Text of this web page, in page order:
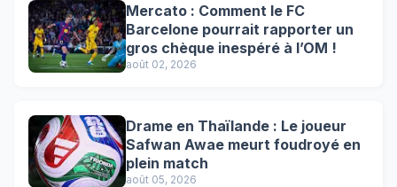
Mercato : Comment le FC
Barcelone pourrait rapporter un
gros chèque inespéré à l’OM !
août 02, 2026
Drame en Thaïlande : Le joueur
Safwan Awae meurt foudroyé en
plein match
août 05, 2026